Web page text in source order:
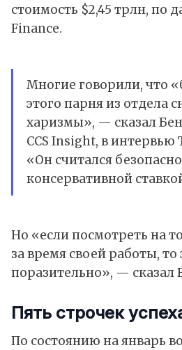
стоимость $2,45 трлн, по
Finance.
Многие говорили, что
этого парня из отдела
харизмы», — сказал
CCS Insight, в интервью
«Он считался
консервативной
Но «если посмотреть на
за время своей работы, то
поразительно», — сказал
Пять строчек
По состоянию на январь